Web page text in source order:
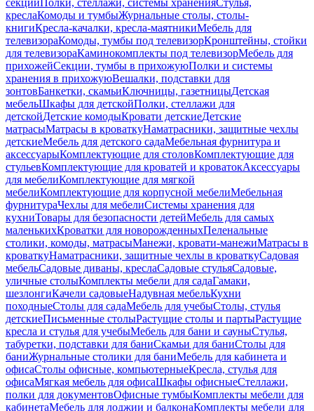
секцииПолки, стеллажи, системы храненияСтулья,
креслаКомоды и тумбыЖурнальные столы, столы-
книгиКресла-качалки, кресла-маятникиМебель для
телевизораКомоды, тумбы под телевизорКронштейны, стойки
для телевизораКаминокомплекты под телевизорМебель для
прихожейСекции, тумбы в прихожуюПолки и системы
хранения в прихожуюВешалки, подставки для
зонтовБанкетки, скамьиКлючницы, газетницыДетская
мебельШкафы для детскойПолки, стеллажи для
детскойДетские комодыКровати детскиеДетские
матрасыМатрасы в кроваткуНаматрасники, защитные чехлы
детскиеМебель для детского садаМебельная фурнитура и
аксессуарыКомплектующие для столовКомплектующие для
стульевКомплектующие для кроватей и кроватокАксессуары
для мебелиКомплектующие для мягкой
мебелиКомплектующие для корпусной мебелиМебельная
фурнитураЧехлы для мебелиСистемы хранения для
кухниТовары для безопасности детейМебель для самых
маленькихКроватки для новорожденныхПеленальные
столики, комоды, матрасыМанежи, кровати-манежиМатрасы в
кроваткуНаматрасники, защитные чехлы в кроваткуСадовая
мебельСадовые диваны, креслаСадовые стульяСадовые,
уличные столыКомплекты мебели для садаГамаки,
шезлонгиКачели садовыеНадувная мебельКухни
походныеСтолы для садаМебель для учебыСтолы, стулья
детскиеПисьменные столыРастущие столы и партыРастущие
кресла и стулья для учебыМебель для бани и сауныСтулья,
табуретки, подставки для баниСкамьи для баниСтолы для
баниЖурнальные столики для баниМебель для кабинета и
офисаСтолы офисные, компьютерныеКресла, стулья для
офисаМягкая мебель для офисаШкафы офисныеСтеллажи,
полки для документовОфисные тумбыКомплекты мебели для
кабинетаМебель для лоджии и балконаКомплекты мебели для